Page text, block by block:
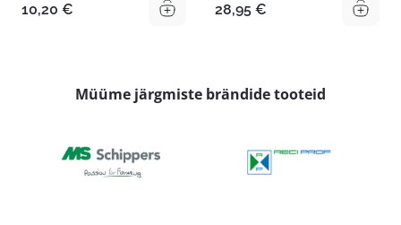
10,20 € 28,95 €
Müüme järgmiste brändide tooteid